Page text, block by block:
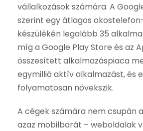
vállalkozások számára. A
szerint egy átlagos
készülékén legalább 35
míg a Google Play Store és az
összesített alkalmazáspiaca
egymillió aktív alkalmazást, és
folyamatosan növekszik.
A cégek számára nem csupán
azaz mobilbarát – weboldalak